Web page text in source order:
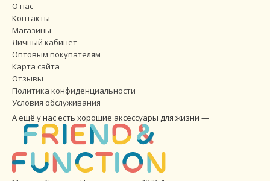
О нас
Контакты
Магазины
Личный кабинет
Оптовым покупателям
Карта сайта
Отзывы
Политика конфиденциальности
Условия обслуживания
А ещё у нас есть хорошие аксессуары для жизни —